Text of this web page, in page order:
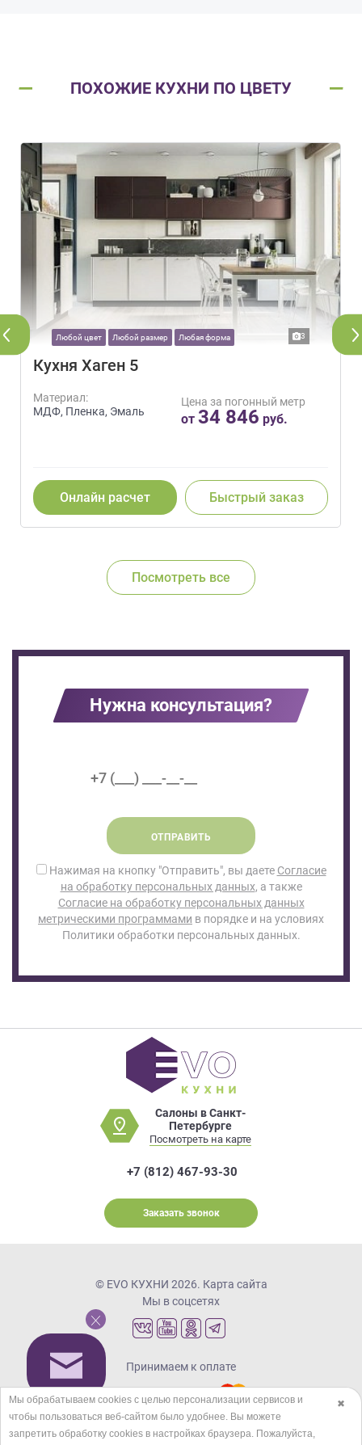
ПОХОЖИЕ КУХНИ ПО ЦВЕТУ
Любой цвет Любой размер Любая форма 3
Кухня Хаген 5
Материал:
МДФ, Пленка, Эмаль
Цена за погонный метр
от 34 846 руб.
Онлайн расчет Быстрый заказ
Посмотреть все
Нужна консультация?
ОТПРАВИТЬ
Нажимая на кнопку "Отправить", вы даете Согласие
на обработку персональных данных, а также
Согласие на обработку персональных данных
метрическими программами в порядке и на условиях
Политики обработки персональных данных.
Салоны в Санкт-
Петербурге
Посмотреть на карте
+7 (812) 467-93-30
Заказать звонок
© EVO КУХНИ 2026. Карта сайта
Мы в соцсетях
Принимаем к оплате
Кредиты и рассрочка
✖
Мы обрабатываем cookies с целью персонализации сервисов и
чтобы пользоваться веб-сайтом было удобнее. Вы можете
запретить обработку сookies в настройках браузера. Пожалуйста,